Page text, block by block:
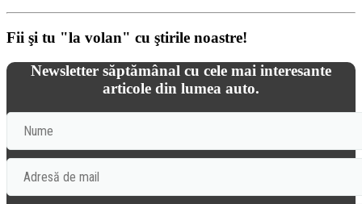
Fii şi tu "la volan" cu ştirile noastre!
Newsletter săptămânal cu cele mai interesante
articole din lumea auto.